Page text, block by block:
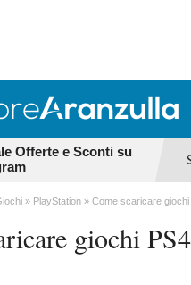
Offerte e Sconti su
PlayStation Come scaricare giochi
giochi PS4